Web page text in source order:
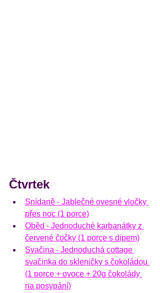
Čtvrtek
Snídaně - Jablečné ovesné vločky
přes noc (1 porce)
Oběd - Jednoduché karbanátky z
červené čočky (1 porce s dipem)
Svačina - Jednoduchá cottage
svačinka do skleničky s čokoládou
(1 porce + ovoce + 20g čokolády
na posypání)